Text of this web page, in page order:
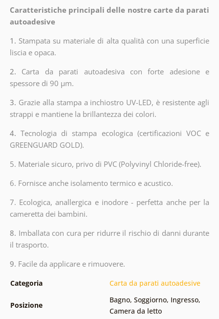
Caratteristiche principali delle nostre carte da parati
autoadesive
1. Stampata su materiale di alta qualità con una superficie
liscia e opaca.
2. Carta da parati autoadesiva con forte adesione e
spessore di 90 µm.
3. Grazie alla stampa a inchiostro UV-LED, è resistente agli
strappi e mantiene la brillantezza dei colori.
4.Tecnologia di stampa ecologica (certificazioni VOC e
GREENGUARD GOLD).
5. Materiale sicuro, privo di PVC (Polyvinyl Chloride-free).
6. Fornisce anche isolamento termico e acustico.
7. Ecologica, anallergica e inodore - perfetta anche per la
cameretta dei bambini.
8. Imballata con cura per ridurre il rischio di danni durante
il trasporto.
9. Facile da applicare e rimuovere.
Categoria Carta da parati autoadesive
Posizione
Bagno, Soggiorno, Ingresso,
Camera da letto